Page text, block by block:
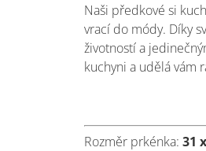
Naši předkové si
vrací do módy. Díky
životností a
kuchyni a udělá vám
Rozměr prkénka: 31